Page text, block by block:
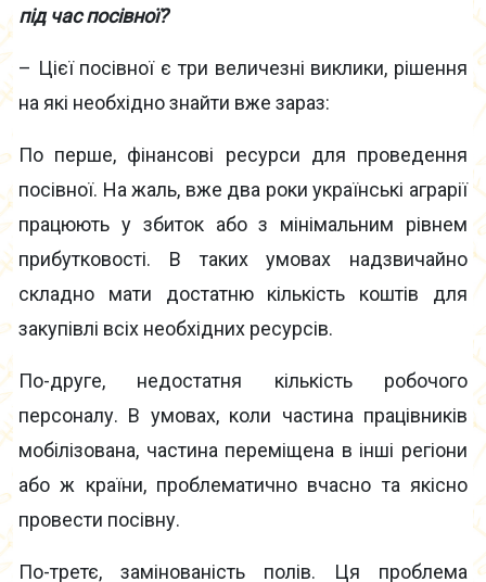
під час посівної?
– Цієї посівної є три величезні виклики, рішення
на які необхідно знайти вже зараз:
По перше, фінансові ресурси для проведення
посівної. На жаль, вже два роки українські аграрії
працюють у збиток або з мінімальним рівнем
прибутковості. В таких умовах надзвичайно
складно мати достатню кількість коштів для
закупівлі всіх необхідних ресурсів.
По-друге, недостатня кількість робочого
персоналу. В умовах, коли частина працівників
мобілізована, частина переміщена в інші регіони
або ж країни, проблематично вчасно та якісно
провести посівну.
По-третє, замінованість полів. Ця проблема